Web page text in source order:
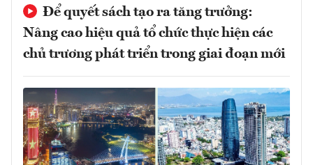
Để quyết sách tạo ra tăng trưởng:
Nâng cao hiệu quả tổ chức thực hiện các
chủ trương phát triển trong giai đoạn mới